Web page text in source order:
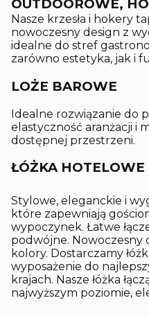
OUTDOOROWE,
Nasze krzesła i hokery
nowoczesny design z
idealne do stref
zarówno estetyka, jak i
LOŻE BAROWE
Idealne rozwiązanie do
elastyczność aranżacji i
dostępnej przestrzeni.
ŁÓŻKA HOTELOWE
Stylowe, eleganckie i
które zapewniają
wypoczynek. Łatwe
podwójne. Nowoczesny
kolory. Dostarczamy
wyposażenie do
krajach. Nasze łóżka
najwyższym poziomie,